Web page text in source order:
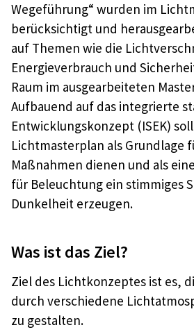
Wegeführung“ wurden im
berücksichtigt und
auf Themen wie die
Energieverbrauch und
Raum im ausgearbeiteten
Aufbauend auf das integrierte
Entwicklungskonzept (ISEK)
Lichtmasterplan als Grundlage
Maßnahmen dienen und als
für Beleuchtung ein stimmiges
Dunkelheit erzeugen.
Was ist das Ziel?
Ziel des Lichtkonzeptes ist es,
durch verschiedene
zu gestalten.